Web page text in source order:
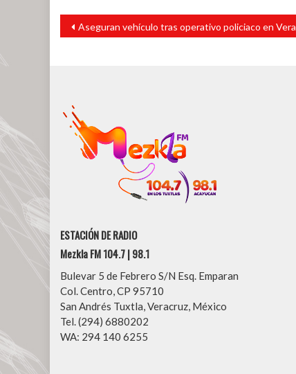
Navegación
entradas
Aseguran vehículo tras operativo policiaco en Veracruz
ESTACIÓN DE RADIO
Mezkla FM 104.7 | 98.1
Bulevar 5 de Febrero S/N Esq. Emparan
Col. Centro, CP 95710
San Andrés Tuxtla, Veracruz, México
Tel. (294) 6880202
WA: 294 140 6255